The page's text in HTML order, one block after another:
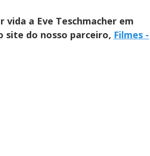
a Eve Teschmacher em
site do nosso parceiro, Filmes -